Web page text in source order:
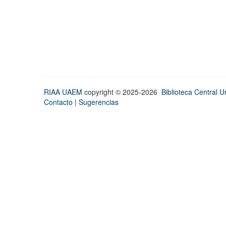
RIAA UAEM copyright © 2025-2026 Biblioteca Central
Contacto | Sugerencias